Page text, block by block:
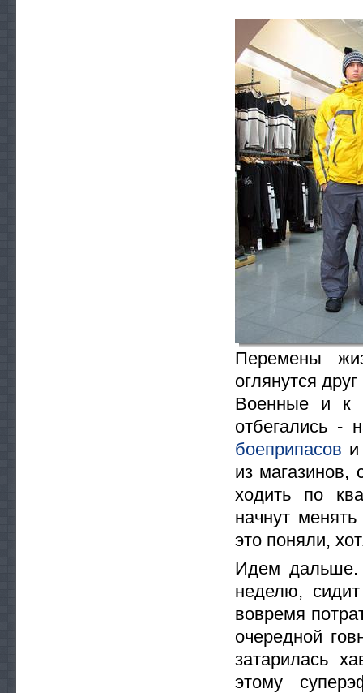
Перемены
оглянутся
Военные и к
отбегались -
боеприпасов
из магазинов,
ходить по
начнут
это поняли,
Идем дальше.
неделю,
вовремя
очередной
затарилась
этому